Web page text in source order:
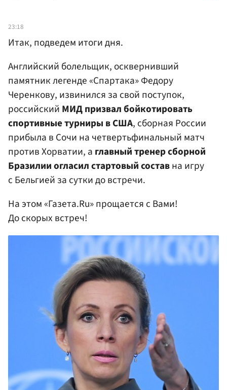
23:18
Итак, подведем итоги дня.
Английский болельщик, осквернивший
памятник легенде «Спартака» Федору
Черенкову, извинился за свой поступок,
российский МИД призвал бойкотировать
спортивные турниры в США, сборная России
прибыла в Сочи на четвертьфинальный матч
против Хорватии, а главный тренер сборной
Бразилии огласил стартовый составна игру
с Бельгией за сутки до встречи.
На этом «Газета.Ru» прощается с Вами!
До скорых встреч!